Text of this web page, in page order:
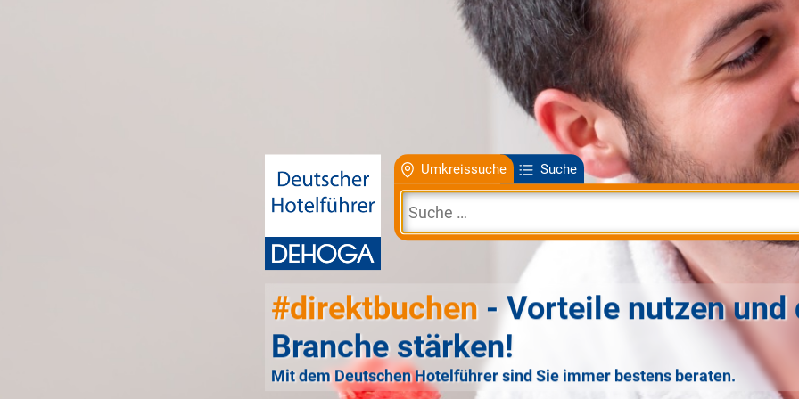
Umkreissuche Suche
#direktbuchen - Vorteile nutzen und
Branche stärken!
Mit dem Deutschen Hotelführer sind Sie immer bestens beraten.